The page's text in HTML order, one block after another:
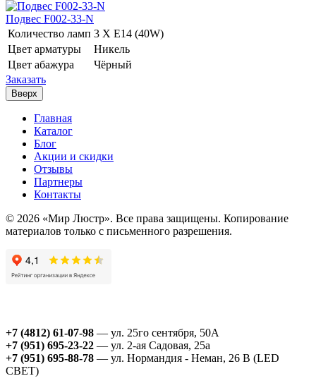
Подвес F002-33-N
Количество ламп 3 Х E14 (40W)
Цвет арматуры
Никель
Цвет абажура
Чёрный
Заказать
Вверх
Главная
Каталог
Блог
Акции и скидки
Отзывы
Партнеры
Контакты
© 2026 «Мир Люстр». Все права защищены. Копирование
материалов только с письменного разрешения.
+7 (4812) 61-07-98 — ул. 25го сентября, 50А
+7 (951) 695-23-22 — ул. 2-ая Садовая, 25а
+7 (951) 695-88-78 — ул. Нормандия - Неман, 26 В (LED
СВЕТ)